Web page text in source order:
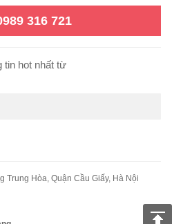
316 721
tin hot nhất từ
Trung Hòa, Quận Cầu Giấy, Hà Nội